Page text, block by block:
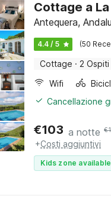
Cottage a
Antequera,
4.4 / 5 (50
Cottage · 2 Ospiti
Wifi
Cancellazione
€103 a notte €
+Costi aggiuntivi
Kids zone available